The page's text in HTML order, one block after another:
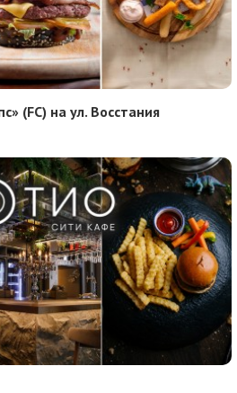
(FC) на ул. Восстания